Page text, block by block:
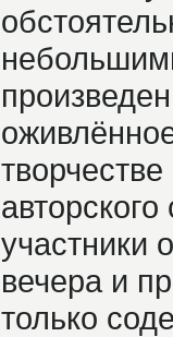
участники
вечера и
только